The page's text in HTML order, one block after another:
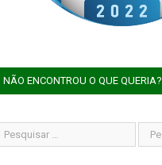
NÃO ENCONTROU O QUE QUERIA?